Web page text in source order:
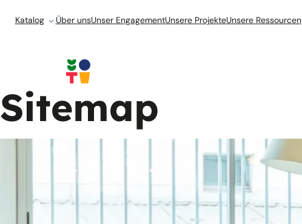
Katalog Über unsUnser EngagementUnsere ProjekteUnsere Ressourcen
Sitemap